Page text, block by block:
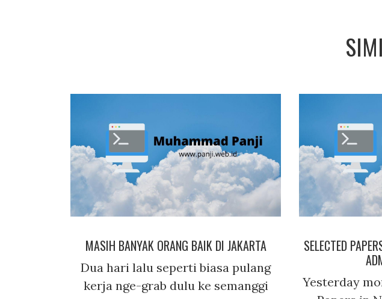
MASIH BANYAK ORANG BAIK DI JAKARTA
Dua hari lalu seperti biasa pulang
kerja nge-grab dulu ke semanggi
SELECTED
Yesterday